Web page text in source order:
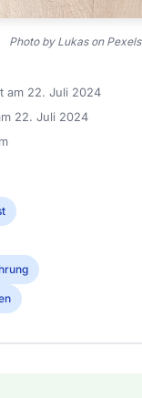
Photo by Lukas on Pexels
am 22. Juli 2024
22. Juli 2024